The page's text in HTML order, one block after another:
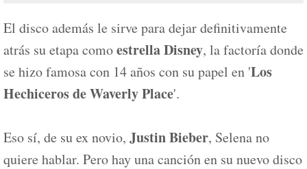
El disco además le sirve para dejar definitivamente
atrás su etapa comoestrella Disney, la factoría donde
se hizo famosa con 14 años con su papel en 'Los
Hechiceros de Waverly Place'.
Eso sí, de su ex novio, Justin Bieber, Selena no
quiere hablar. Pero hay una canción en su nuevo disco